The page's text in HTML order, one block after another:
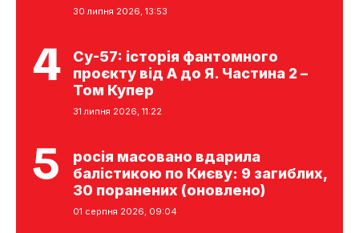
30 липня 2026, 13:53
Су-57: історія фантомного
проєкту від А до Я. Частина 2 –
Том Купер
31 липня 2026, 11:22
росія масовано вдарила
балістикою по Києву: 9 загиблих,
30 поранених (оновлено)
01 серпня 2026, 09:04